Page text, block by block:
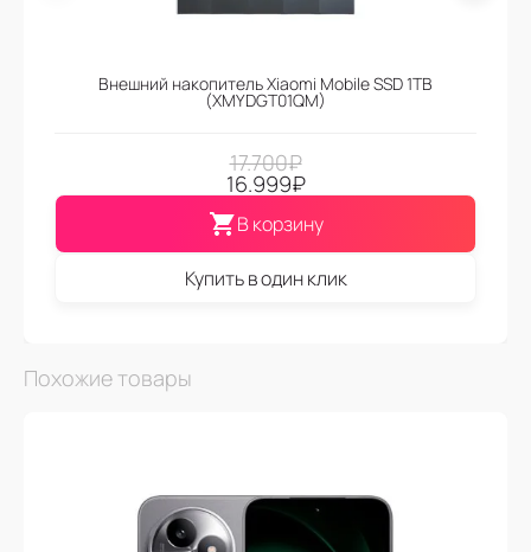
Внешний накопитель Xiaomi Mobile SSD 1TB
(XMYDGT01QM)
17.700₽
16.999₽
В корзину
Купить в один клик
Похожие товары